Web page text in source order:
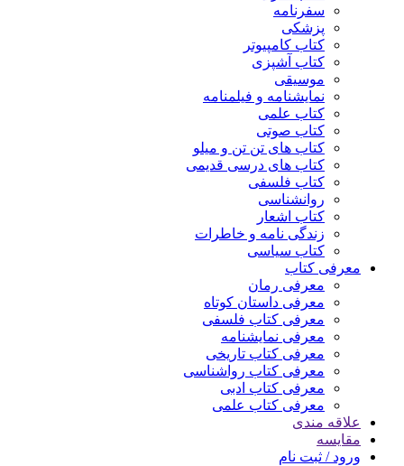
سفرنامه
پزشکی
کتاب کامپیوتر
کتاب آشپزی
موسیقی
نمایشنامه و فیلمنامه
کتاب علمی
کتاب صوتی
کتاب های تن تن و میلو
کتاب های درسی قدیمی
کتاب فلسفی
روانشناسی
کتاب اشعار
زندگی نامه و خاطرات
کتاب سیاسی
معرفی کتاب
معرفی رمان
معرفی داستان کوتاه
معرفی کتاب فلسفی
معرفی نمایشنامه
معرفی کتاب تاریخی
معرفی کتاب رواشناسی
معرفی کتاب ادبی
معرفی کتاب علمی
علاقه مندی
مقایسه
ورود / ثبت نام